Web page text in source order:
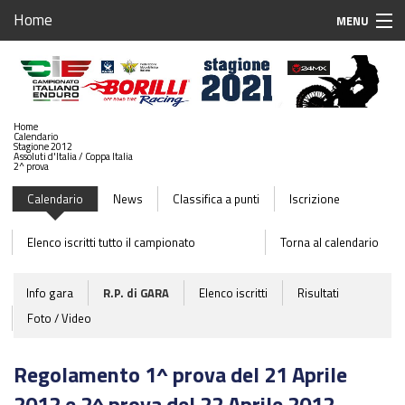
Home MENU
Home
Iscrizioni Gare
Calendario 2022
Sponsor
Team Associati
Breaking News
Home
Calendario
Stagione 2012
Assoluti d'Italia / Coppa Italia
2^ prova
Calendario News Classifica a punti Iscrizione
Elenco iscritti tutto il campionato Torna al calendario
Info gara R.P. di GARA Elenco iscritti
Risultati
Foto / Video
Regolamento 1^ prova del 21 Aprile